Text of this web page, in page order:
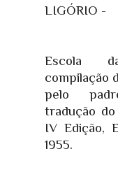
LIGÓRIO -
Escola
compilação
pelo
tradução do
IV Edição,
1955.